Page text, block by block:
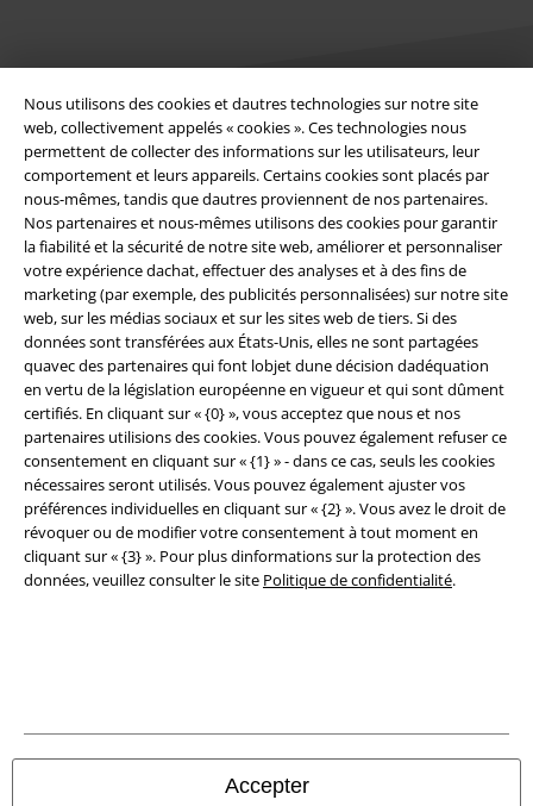
Nous utilisons des cookies et dautres technologies sur notre site
web, collectivement appelés « cookies ». Ces technologies nous
permettent de collecter des informations sur les utilisateurs, leur
comportement et leurs appareils. Certains cookies sont placés par
nous-mêmes, tandis que dautres proviennent de nos partenaires.
Nos partenaires et nous-mêmes utilisons des cookies pour garantir
la fiabilité et la sécurité de notre site web, améliorer et personnaliser
votre expérience dachat, effectuer des analyses et à des fins de
marketing (par exemple, des publicités personnalisées) sur notre site
web, sur les médias sociaux et sur les sites web de tiers. Si des
données sont transférées aux États-Unis, elles ne sont partagées
quavec des partenaires qui font lobjet dune décision dadéquation
en vertu de la législation européenne en vigueur et qui sont dûment
certifiés. En cliquant sur « {0} », vous acceptez que nous et nos
partenaires utilisions des cookies. Vous pouvez également refuser ce
consentement en cliquant sur « {1} » - dans ce cas, seuls les cookies
nécessaires seront utilisés. Vous pouvez également ajuster vos
préférences individuelles en cliquant sur « {2} ». Vous avez le droit de
révoquer ou de modifier votre consentement à tout moment en
cliquant sur « {3} ». Pour plus dinformations sur la protection des
données, veuillez consulter le site Politique de confidentialité.
Accepter
Légal
Conditions générales
Éditeur
Clauses de confidentialité
Élimination des déchets et protection de l'environnement
Déclaration de Conformité
Informations sur l'accessibilité
Paramètres des Cookies
Période de rétractation